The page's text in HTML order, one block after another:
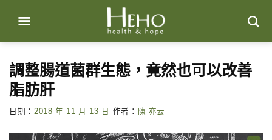
content
調整腸道菌群生態，竟然也可以改善
脂肪肝
日期： 2018 年 11 月 13 日 作者： 陳 亦云